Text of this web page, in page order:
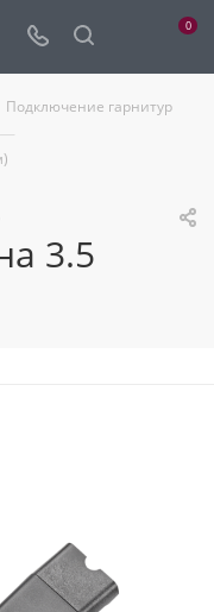
0
Подключение гарнитур
—
3.5